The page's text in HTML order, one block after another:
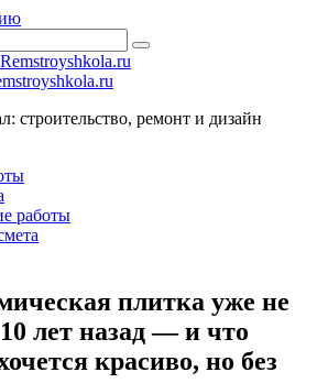
строительство, ремонт и дизайн
работы
плитка уже не
лет назад — и что
красиво, но без